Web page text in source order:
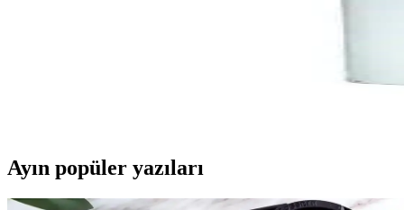
Termodinamik JSG 25-12 LW Hermetik Şofben:
Termodinamik Td-Ter 50L 220V termosifon: yüksek
Ayın popüler yazıları